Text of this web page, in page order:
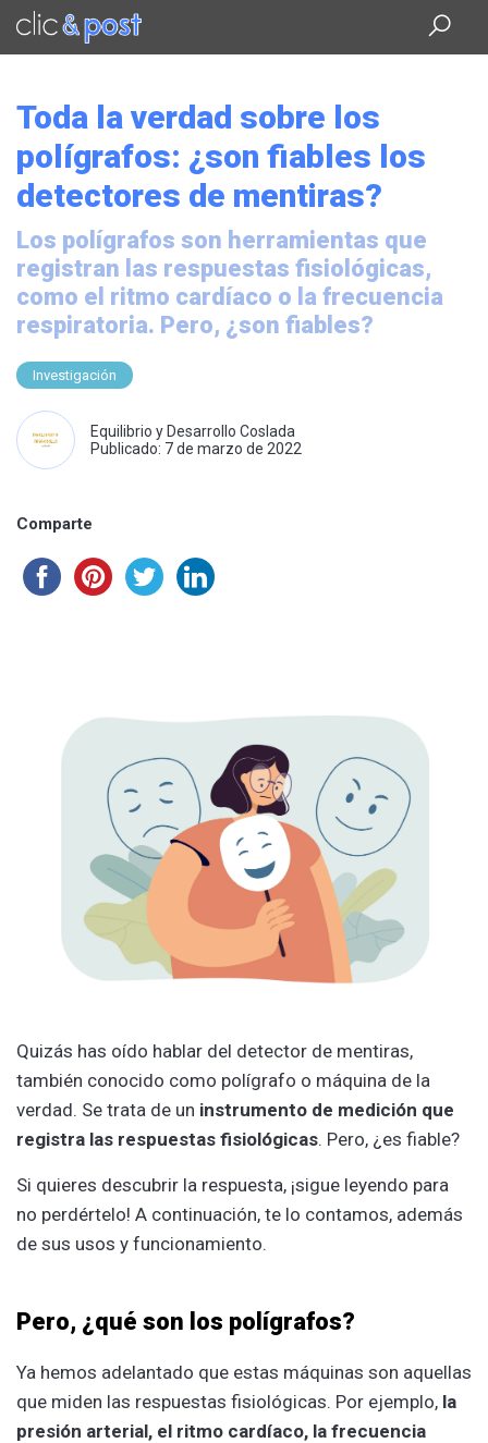
Saltar
contenido
Toda la verdad sobre los
polígrafos: ¿son fiables los
detectores de mentiras?
Los polígrafos son herramientas que
registran las respuestas fisiológicas,
como el ritmo cardíaco o la frecuencia
respiratoria. Pero, ¿son fiables?
Investigación
Equilibrio y Desarrollo Coslada
Publicado: 7 de marzo de 2022
Comparte
Quizás has oído hablar del detector de mentiras,
también conocido como polígrafo o máquina de la
verdad. Se trata de un instrumento de medición que
registra las respuestas fisiológicas. Pero, ¿es fiable?
Si quieres descubrir la respuesta, ¡sigue leyendo para
no perdértelo! A continuación, te lo contamos, además
de sus usos y funcionamiento.
Pero, ¿qué son los polígrafos?
Ya hemos adelantado que estas máquinas son aquellas
que miden las respuestas fisiológicas. Por ejemplo, la
presión arterial, el ritmo cardíaco, la frecuencia